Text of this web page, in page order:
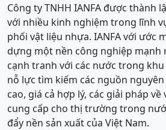
Công ty TNHH IANFA được thành
với nhiều kinh nghiệm trong lĩnh
phối vật liệu nhựa. IANFA với ước
dựng một nền công nghiệp mạnh
cạnh tranh với các nước trong
nỗ lực tìm kiếm các nguồn
cao, giá cả hợp lý, các giải pháp
cung cấp cho thị trường trong
đẩy nền sản xuất của Việt Nam.